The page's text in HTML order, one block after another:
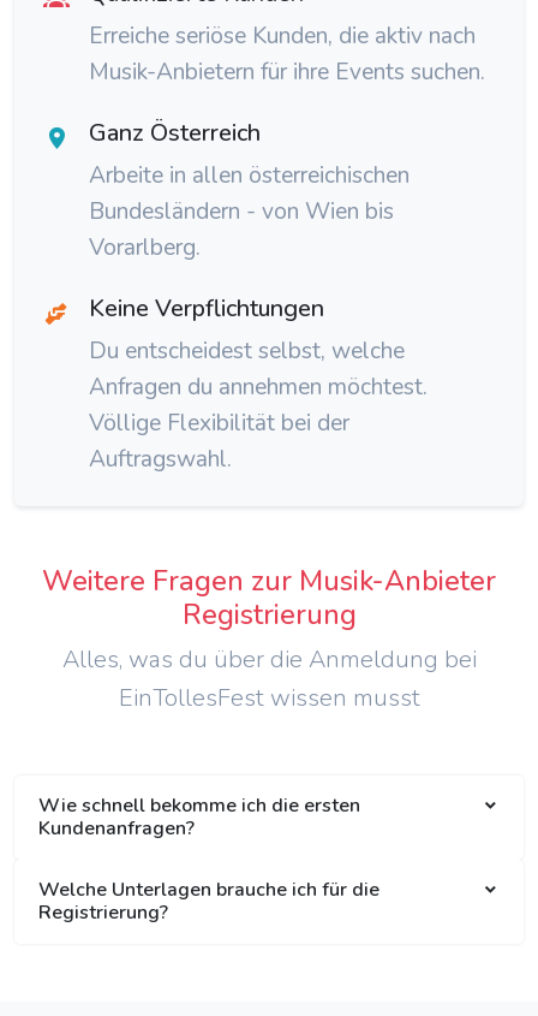
Erreiche seriöse Kunden, die aktiv nach
Musik-Anbietern für ihre Events suchen.
Ganz Österreich
Arbeite in allen österreichischen
Bundesländern - von Wien bis
Vorarlberg.
Keine Verpflichtungen
Du entscheidest selbst, welche
Anfragen du annehmen möchtest.
Völlige Flexibilität bei der
Auftragswahl.
Weitere Fragen zur Musik-Anbieter
Registrierung
Alles, was du über die Anmeldung bei
EinTollesFest wissen musst
Wie schnell bekomme ich die ersten
Kundenanfragen?
Welche Unterlagen brauche ich für die
Registrierung?